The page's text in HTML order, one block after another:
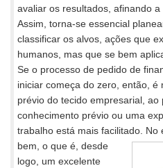
avaliar os resultados, afinando a
Assim, torna-se essencial
classificar os alvos, ações que
humanos, mas que se bem
Se o processo de pedido de
iniciar começa do zero, então,
prévio do tecido empresarial,
conhecimento prévio ou uma
trabalho está mais facilitado. No
bem, o que é, desde
logo, um excelente